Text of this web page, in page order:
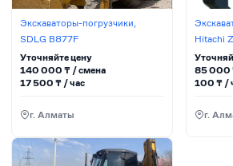
Экскаваторы-погрузчики,
SDLG B877F
Уточняйте цену
140 000 ₸ / сменa
17 500 ₸ / час
г. Алматы
Hitachi
85 000
100₸ /
г.